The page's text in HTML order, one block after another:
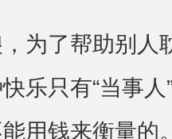
了帮助别人
乐只有“当事
用钱来衡量的